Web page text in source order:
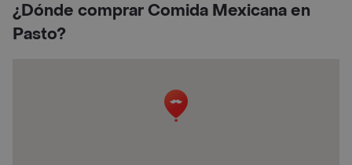
¿Dónde comprar Comida Mexicana en
Pasto?